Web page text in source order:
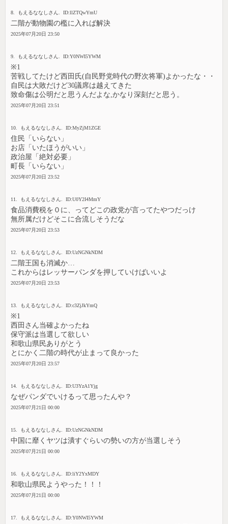
8. もえるななしさん. ID:llZTQwYmU
二階が動物園の檻に入れば解決
2025年07月20日 23:50
9. もえるななしさん. ID:Y0NWI5YWM
※1
苦戦してたけど西田氏(自民野党時代の野次将軍)よかったな・・
自民は大敗だけど30議席は越えてきた
致命傷は公明だと思うんだよな,かなり深刻だと思う。
2025年07月20日 23:51
10. もえるななしさん. ID:MyZjM1ZGE
住民「いらない」
お店「いたほうがいい」
政治屋「絶対必要」
町長「いらない」
2025年07月20日 23:52
11. もえるななしさん. ID:U0Y2I4MmY
食品消費税を０に、ってどこの政党が言ってたやつだっけ
無所属だけどそこに合流しそうだな
2025年07月20日 23:53
12. もえるななしさん. ID:UzNGNkNDM
二階王国も消滅か…
これからはレッサーパンダを押していけばいいよ
2025年07月20日 23:53
13. もえるななしさん. ID:c3ZjJkYmQ
※1
西田さん当確よかったね
保守派は当選して欲しい
和歌山県民ありがとう
とにかく二階の時代が止まって良かった
2025年07月20日 23:57
14. もえるななしさん. ID:U3YzA1Yjg
なぜパンダでいけるって思ったんや？
2025年07月21日 00:00
15. もえるななしさん. ID:UzNGNkNDM
中国に靡くヤツは潰すぐらいの勢いの方が当選しそう
2025年07月21日 00:00
16. もえるななしさん. ID:liY2YxMDY
和歌山県民ようやった！！！
2025年07月21日 00:00
17. もえるななしさん. ID:Y0NWI5YWM